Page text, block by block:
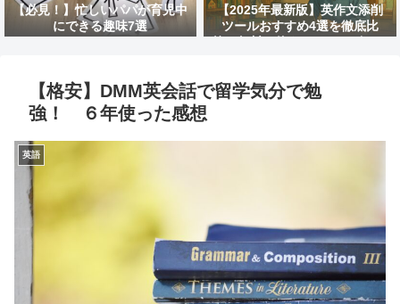
【必見！】忙しいパパが育児中
にできる趣味7選
【2025年最新版】英作文添削
ツールおすすめ4選を徹底比
較！無料で使えるAIサービスは
【格安】DMM英会話で留学気分で勉
強！ ６年使った感想
英語